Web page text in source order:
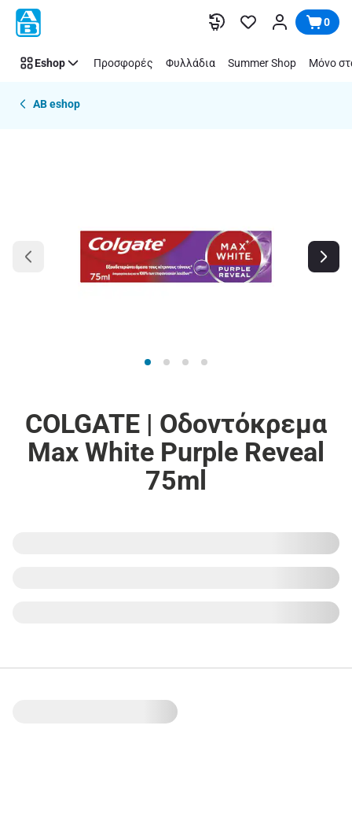
Παράλειψη 0
Eshop Προσφορές Φυλλάδια Summer Shop Μόνο
AB eshop
COLGATE | Οδοντόκρεμα
Max White Purple Reveal
75ml